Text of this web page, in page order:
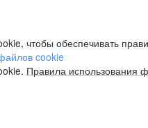
чтобы обеспечивать
cookie
Правила использования